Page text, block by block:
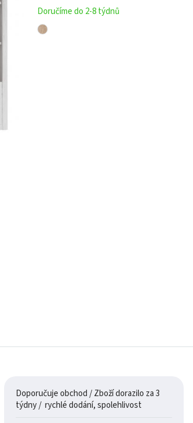
Doručíme do 2-8 týdnů
Doporučuje obchod / Zboží dorazilo za 3
týdny / rychlé dodání, spolehlivost